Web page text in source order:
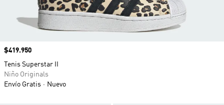
Precio
$419.950
Tenis Superstar II
Niño Originals
Envío Gratis
Nuevo